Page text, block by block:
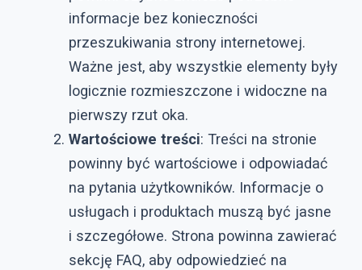
informacje bez konieczności
przeszukiwania strony internetowej.
Ważne jest, aby wszystkie elementy były
logicznie rozmieszczone i widoczne na
pierwszy rzut oka.
Wartościowe treści: Treści na stronie
powinny być wartościowe i odpowiadać
na pytania użytkowników. Informacje o
usługach i produktach muszą być jasne
i szczegółowe. Strona powinna zawierać
sekcję FAQ, aby odpowiedzieć na